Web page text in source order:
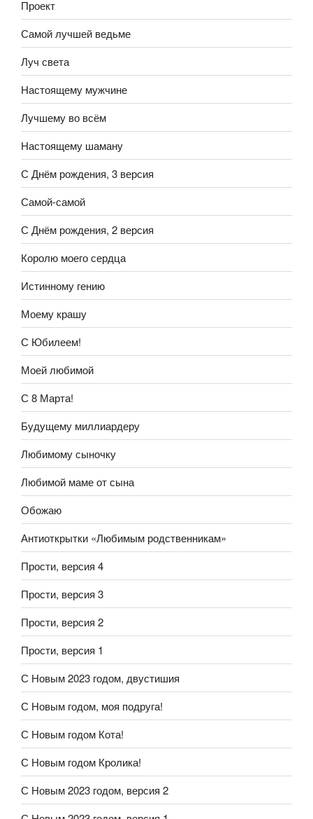
Проект
Самой лучшей ведьме
Луч света
Настоящему мужчине
Лучшему во всём
Настоящему шаману
С Днём рождения, 3 версия
Самой-самой
С Днём рождения, 2 версия
Королю моего сердца
Истинному гению
Моему крашу
С Юбилеем!
Моей любимой
С 8 Марта!
Будущему миллиардеру
Любимому сыночку
Любимой маме от сына
Обожаю
Антиоткрытки «Любимым родственникам»
Прости, версия 4
Прости, версия 3
Прости, версия 2
Прости, версия 1
С Новым 2023 годом, двустишия
С Новым годом, моя подруга!
С Новым годом Кота!
С Новым годом Кролика!
С Новым 2023 годом, версия 2